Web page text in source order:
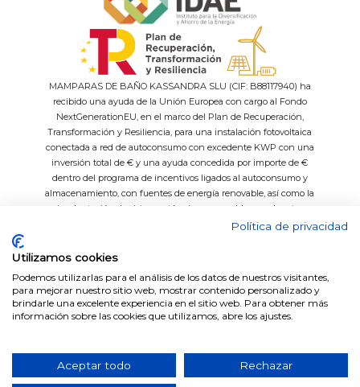
MAMPARAS DE BAÑO KASSANDRA SLU (CIF: B88117940) ha
recibido una ayuda de la Unión Europea con cargo al Fondo
NextGenerationEU, en el marco del Plan de Recuperación,
Transformación y Resiliencia, para una instalación fotovoltaica
conectada a red de autoconsumo con excedente KWP con una
inversión total de € y una ayuda concedida por importe de €
dentro del programa de incentivos ligados al autoconsumo y
almacenamiento, con fuentes de energía renovable, así como la
implantación de sistemas térmicos renovables en el sector
residencial del Ministerio para la Transición Ecológica y el Reto
Easy System
Datos técnicos platos de ducha
© 2026 Grupo Kassandra. Todos los derechos reservados.
Política de privacidad
Utilizamos cookies
Podemos utilizarlas para el análisis de los datos de nuestros visitantes,
para mejorar nuestro sitio web, mostrar contenido personalizado y
brindarle una excelente experiencia en el sitio web. Para obtener más
información sobre las cookies que utilizamos, abre los ajustes.
Aceptar todo Rechazar